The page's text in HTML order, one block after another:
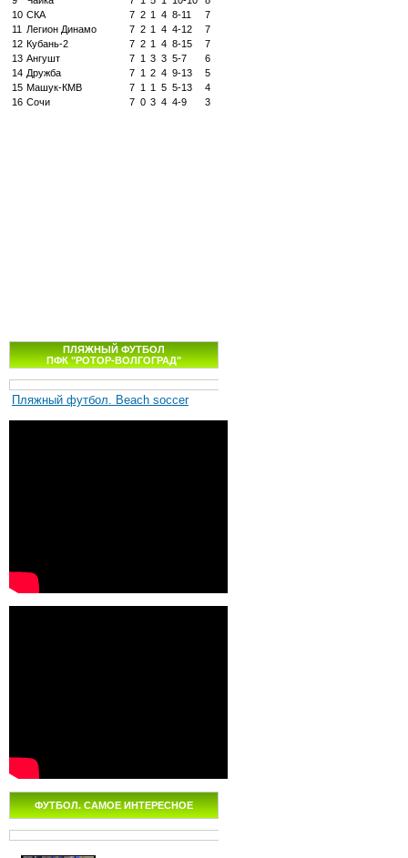
10 СКА 7 2 1 4 8-11
7
11
Легион Динамо 7 2 1 4 4-12
7
12 Кубань-2 7 2 1 4 8-15
7
13 Ангушт 7 1 3 3 5-7
6
14 Дружба 7 1 2 4 9-13
5
15 Машук-КМВ 7 1 1 5 5-13
4
16 Сочи 7 0 3 4 4-9 3
ПЛЯЖНЫЙ ФУТБОЛ
ПФК "РОТОР-ВОЛГОГРАД"
Пляжный футбол. Beach soccer
ФУТБОЛ. САМОЕ ИНТЕРЕСНОЕ